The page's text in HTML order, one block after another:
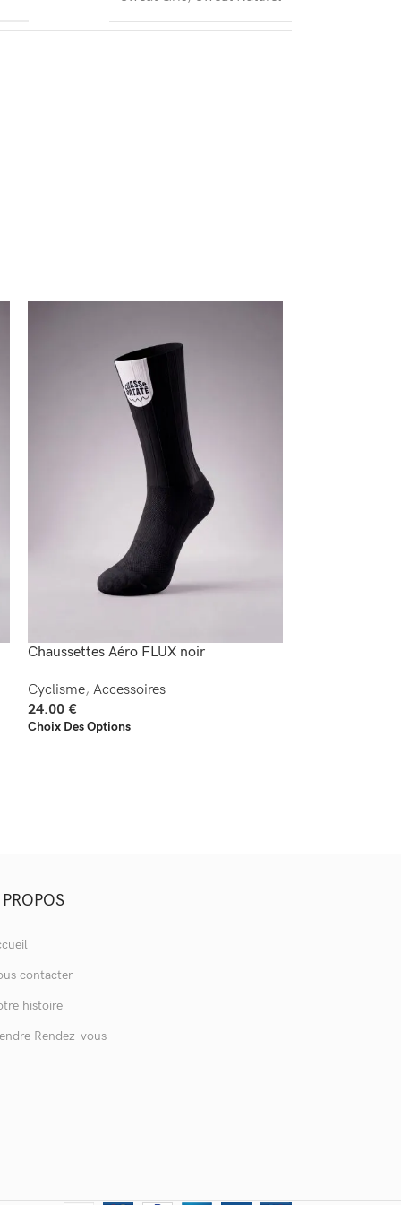
Chaussettes Aéro FLUX noir
Cyclisme, Accessoires
24.00 €
Choix Des Options
contacter
histoire
Rendez-vous